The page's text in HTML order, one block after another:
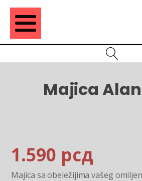
Majica
1.590 рсд
Majica sa obeležijima vašeg